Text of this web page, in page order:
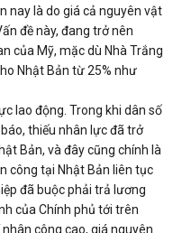
nay là do giá cả nguyên vật
đề này, đang trở nên
của Mỹ, mặc dù Nhà Trắng
Nhật Bản từ 25% như
lao động. Trong khi dân số
thiếu nhân lực đã trở
Bản, và đây cũng chính là
công tại Nhật Bản liên tục
đã buộc phải trả lương
của Chính phủ tới trên
công cao, giá nguyên